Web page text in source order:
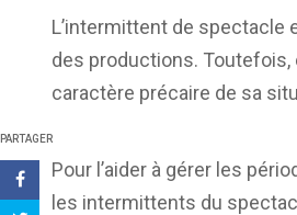
PARTAGER
L’intermittent de
des productions. Toutefois,
caractère précaire de sa
Pour l’aider à gérer les
les intermittents du